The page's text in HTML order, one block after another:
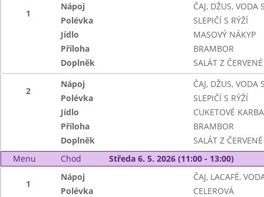
1
Nápoj
ČAJ, DŽUS, VODA
Polévka
SLEPIČÍ S RÝŽÍ
Jídlo
MASOVÝ NÁKYP
Příloha
BRAMBOR
Doplněk
SALÁT Z
2
Nápoj
ČAJ, DŽUS, VODA
Polévka
SLEPIČÍ S RÝŽÍ
Jídlo
CUKETOVÉ
Příloha
BRAMBOR
Doplněk
SALÁT Z
Menu
Chod Středa 6. 5. 2026 (11:00 - 13:00)
1
Nápoj
ČAJ, LACAFÉ,
Polévka
CELEROVÁ